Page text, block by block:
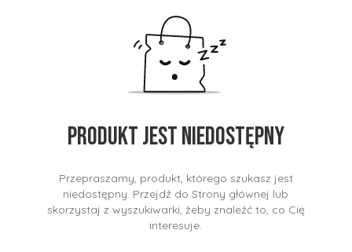
Produkt jest niedostępny
Przepraszamy, produkt, którego szukasz jest
niedostępny. Przejdź do Strony głównej lub
skorzystaj z wyszukiwarki, żeby znaleźć to, co Cię
interesuje.